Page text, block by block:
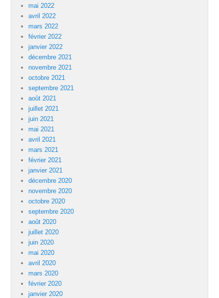
mai 2022
avril 2022
mars 2022
février 2022
janvier 2022
décembre 2021
novembre 2021
octobre 2021
septembre 2021
août 2021
juillet 2021
juin 2021
mai 2021
avril 2021
mars 2021
février 2021
janvier 2021
décembre 2020
novembre 2020
octobre 2020
septembre 2020
août 2020
juillet 2020
juin 2020
mai 2020
avril 2020
mars 2020
février 2020
janvier 2020